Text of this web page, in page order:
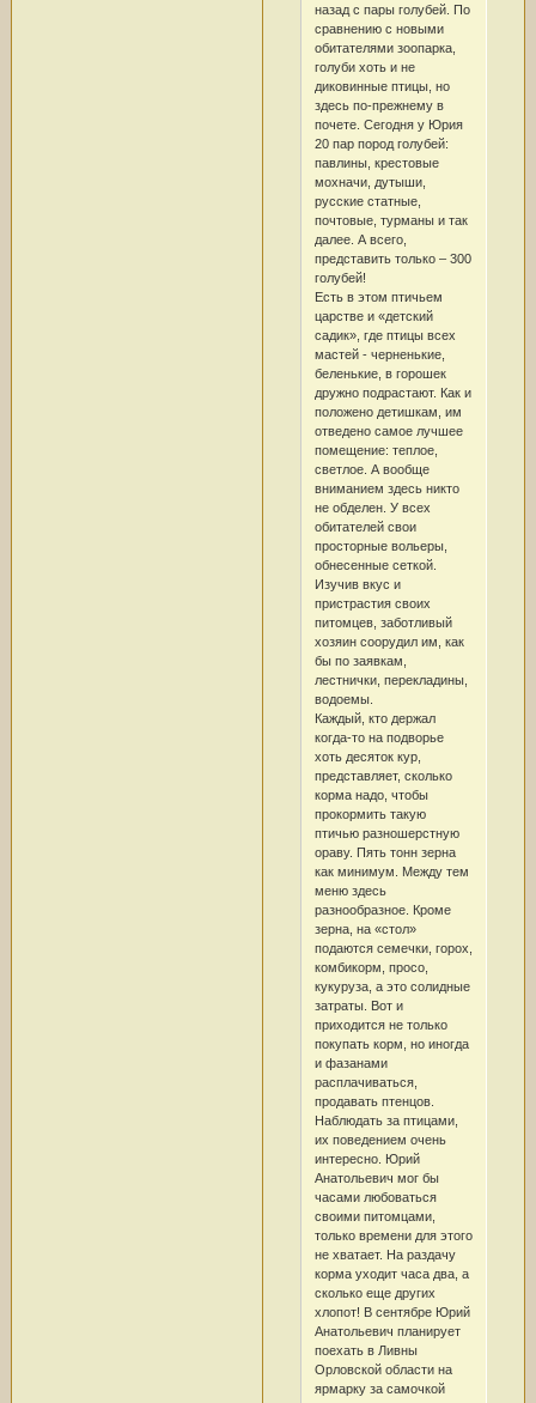
назад с пары голубей. По
сравнению с новыми
обитателями зоопарка,
голуби хоть и не
диковинные птицы, но
здесь по-прежнему в
почете. Сегодня у Юрия
20 пар пород голубей:
павлины, крестовые
мохначи, дутыши,
русские статные,
почтовые, турманы и так
далее. А всего,
представить только – 300
голубей!
Есть в этом птичьем
царстве и «детский
садик», где птицы всех
мастей - черненькие,
беленькие, в горошек
дружно подрастают. Как и
положено детишкам, им
отведено самое лучшее
помещение: теплое,
светлое. А вообще
вниманием здесь никто
не обделен. У всех
обитателей свои
просторные вольеры,
обнесенные сеткой.
Изучив вкус и
пристрастия своих
питомцев, заботливый
хозяин соорудил им, как
бы по заявкам,
лестнички, перекладины,
водоемы.
Каждый, кто держал
когда-то на подворье
хоть десяток кур,
представляет, сколько
корма надо, чтобы
прокормить такую
птичью разношерстную
ораву. Пять тонн зерна
как минимум. Между тем
меню здесь
разнообразное. Кроме
зерна, на «стол»
подаются семечки, горох,
комбикорм, просо,
кукуруза, а это солидные
затраты. Вот и
приходится не только
покупать корм, но иногда
и фазанами
расплачиваться,
продавать птенцов.
Наблюдать за птицами,
их поведением очень
интересно. Юрий
Анатольевич мог бы
часами любоваться
своими питомцами,
только времени для этого
не хватает. На раздачу
корма уходит часа два, а
сколько еще других
хлопот! В сентябре Юрий
Анатольевич планирует
поехать в Ливны
Орловской области на
ярмарку за самочкой